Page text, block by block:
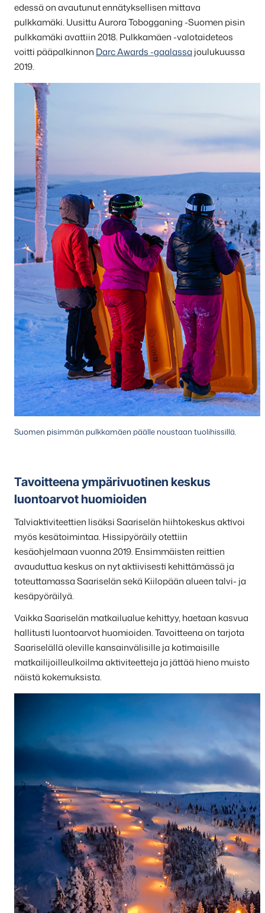
edessä on avautunut ennätyksellisen mittava
pulkkamäki. Uusittu Aurora Tobogganing -Suomen pisin
pulkkamäki avattiin 2018. Pulkkamäen -valotaideteos
voitti pääpalkinnon Darc Awards -gaalassa joulukuussa
2019.
Suomen pisimmän pulkkamäen päälle noustaan tuolihissillä.
Tavoitteena ympärivuotinen keskus
luontoarvot huomioiden
Talviaktiviteettien lisäksi Saariselän hiihtokeskus aktivoi
myös kesätoimintaa. Hissipyöräily otettiin
kesäohjelmaan vuonna 2019. Ensimmäisten reittien
avauduttua keskus on nyt aktiivisesti kehittämässä ja
toteuttamassa Saariselän sekä Kiilopään alueen talvi- ja
kesäpyöräilyä.
Vaikka Saariselän matkailualue kehittyy, haetaan kasvua
hallitusti luontoarvot huomioiden. Tavoitteena on tarjota
Saariselällä oleville kansainvälisille ja kotimaisille
matkailijoilleulkoilma aktiviteetteja ja jättää hieno muisto
näistä kokemuksista.